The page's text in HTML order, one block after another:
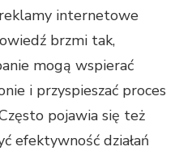
internetowe
brzmi tak,
mogą wspierać
i przyspieszać proces
pojawia się też
efektywność działań